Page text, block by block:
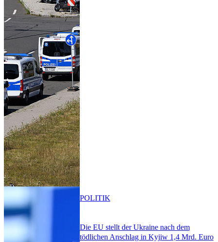
Die EU stellt der Ukraine nach dem
tödlichen Anschlag in Kyjiw 1,4 Mrd. Euro
POLITIK